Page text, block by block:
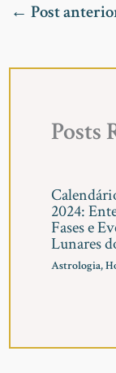
← Post
Posts
2024:
Fases e
Lunares
Astrologia,